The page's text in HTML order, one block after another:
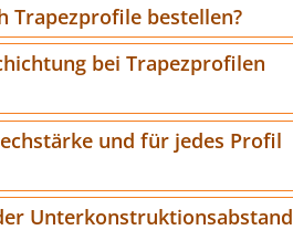
Trapezprofile bestellen?
bei Trapezprofilen
und für jedes Profil
Unterkonstruktionsabstand